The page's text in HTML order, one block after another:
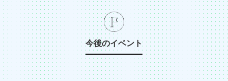
今後のイベント